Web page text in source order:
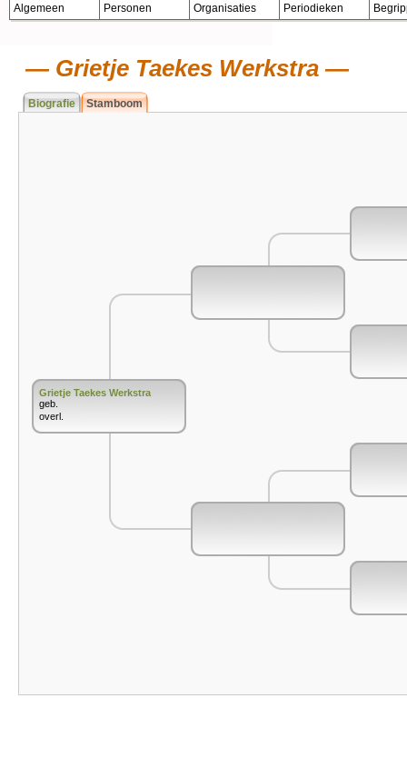
Algemeen Personen Organisaties Periodieken
Grietje Taekes Werkstra
Biografie Stamboom
Grietje Taekes Werkstra
geb.
overl.